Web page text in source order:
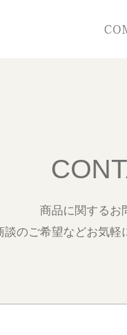
商品に関するお
談のご希望などお気軽